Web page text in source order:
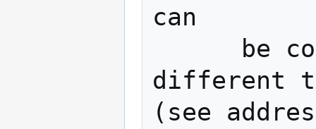
can
different
(see